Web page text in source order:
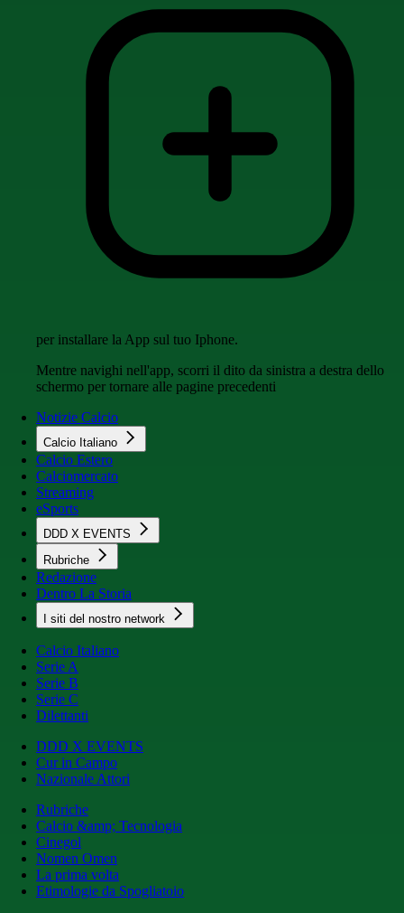
per installare la App sul tuo Iphone.
Mentre navighi nell'app, scorri il dito da sinistra a destra dello
schermo per tornare alle pagine precedenti
Notizie Calcio
Calcio Italiano
Calcio Estero
Calciomercato
Streaming
eSports
DDD X EVENTS
Rubriche
Redazione
Dentro La Storia
I siti del nostro network
Calcio Italiano
Serie A
Serie B
Serie C
Dilettanti
DDD X EVENTS
Cur in Campo
Nazionale Attori
Rubriche
Calcio &amp; Tecnologia
Cinegol
Nomen Omen
La prima volta
Etimologie da Spogliatoio